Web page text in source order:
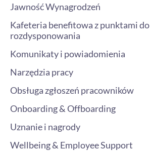
Jawność Wynagrodzeń
Kafeteria benefitowa z punktami do
rozdysponowania
Komunikaty i powiadomienia
Narzędzia pracy
Obsługa zgłoszeń pracowników
Onboarding & Offboarding
Uznanie i nagrody
Wellbeing & Employee Support